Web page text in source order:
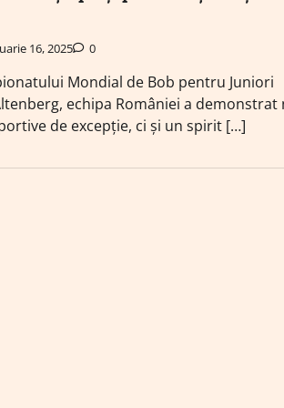
16, 2025 0
Mondial de Bob pentru Juniori
echipa României a demonstrat
de excepție, ci și un spirit […]